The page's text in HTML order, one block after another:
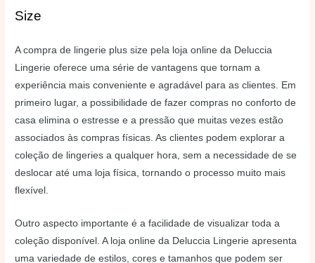
Size
A compra de lingerie plus size pela loja online da Deluccia
Lingerie oferece uma série de vantagens que tornam a
experiência mais conveniente e agradável para as clientes. Em
primeiro lugar, a possibilidade de fazer compras no conforto de
casa elimina o estresse e a pressão que muitas vezes estão
associados às compras físicas. As clientes podem explorar a
coleção de lingeries a qualquer hora, sem a necessidade de se
deslocar até uma loja física, tornando o processo muito mais
flexível.
Outro aspecto importante é a facilidade de visualizar toda a
coleção disponível. A loja online da Deluccia Lingerie apresenta
uma variedade de estilos, cores e tamanhos que podem ser